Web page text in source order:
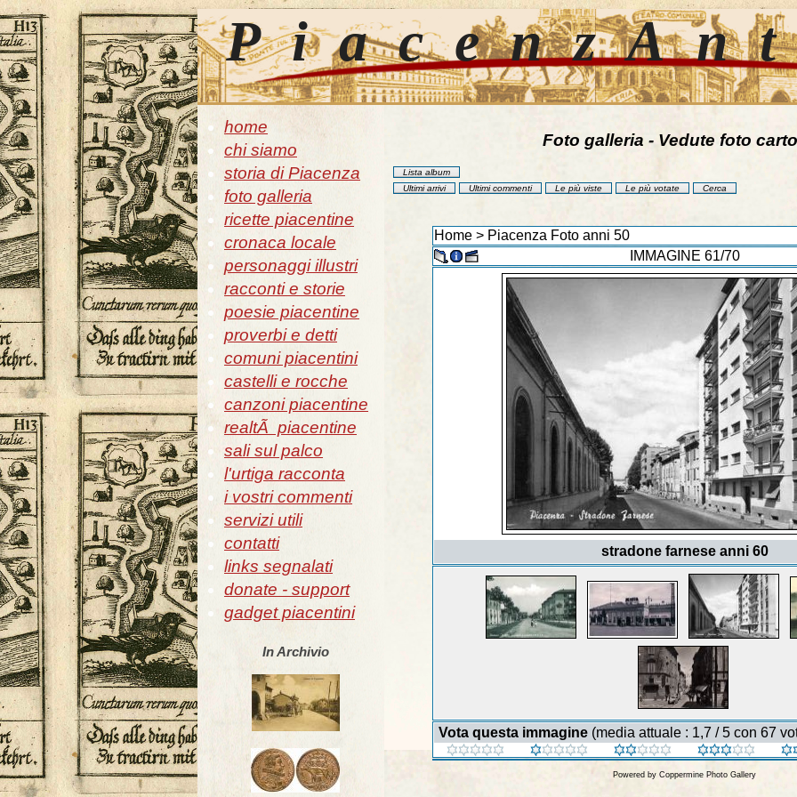
home
chi siamo
storia di Piacenza
foto galleria
ricette piacentine
cronaca locale
personaggi illustri
racconti e storie
poesie piacentine
proverbi e detti
comuni piacentini
castelli e rocche
canzoni piacentine
realtÃ piacentine
sali sul palco
l'urtiga racconta
i vostri commenti
servizi utili
contatti
links segnalati
donate - support
gadget piacentini
In Archivio
Foto galleria - Vedute foto
Lista album
Ultimi arrivi
Ultimi commenti Le più viste Le più votate Cerca
Home> Piacenza Foto anni 50
IMMAGINE 61/70
stradone farnese anni 60
Vota questa immagine(media attuale : 1,7 / 5 con 67
Powered by Coppermine Photo Gallery